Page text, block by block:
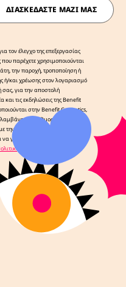
ΔΙΑΣΚΕΔΆΣΤΕ ΜΑΖΊ ΜΑΣ
τον έλεγχο της επεξεργασίας
παρέχετε χρησιμοποιούνται
την παροχή, τροποποίηση ή
ή/και χρέωσης στον λογαριασμό
σας, για την αποστολή
και τις εκδηλώσεις της Benefit
στην Benefit Cosmetics,
νέα Ομορφιάς. Για
την επεξεργασία των
γνωρίζετε τα δικαιώματά σας,
Απορρήτου μας